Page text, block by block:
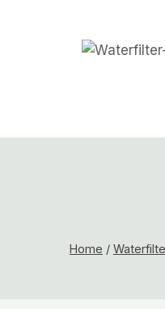
Home /